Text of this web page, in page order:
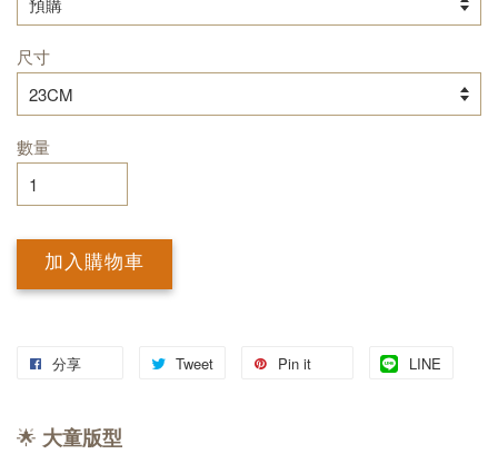
尺寸
數量
加入購物車
分享 Tweet Pin it LINE
🌟 大童版型